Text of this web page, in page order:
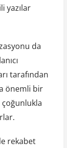
yazılar
da
tarafından
önemli bir
rekabet